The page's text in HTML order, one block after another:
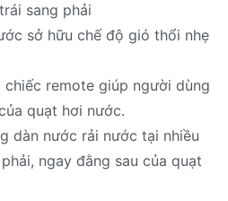
sang phải
sở hữu chế độ gió thổi nhẹ
remote giúp người dùng
quạt hơi nước.
dàn nước rải nước tại nhiều
ngay đằng sau của quạt